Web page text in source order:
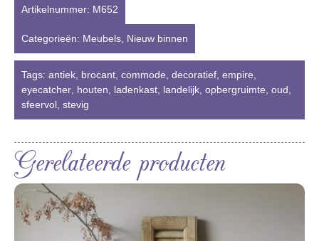
Artikelnummer: M652
Categorieën: Meubels Nieuw binnen
Tags: antiek brocant commode decoratief empire
eyecatcher houten ladenkast landelijk opbergruimte oud
sfeervol stevig
Gerelateerde producten